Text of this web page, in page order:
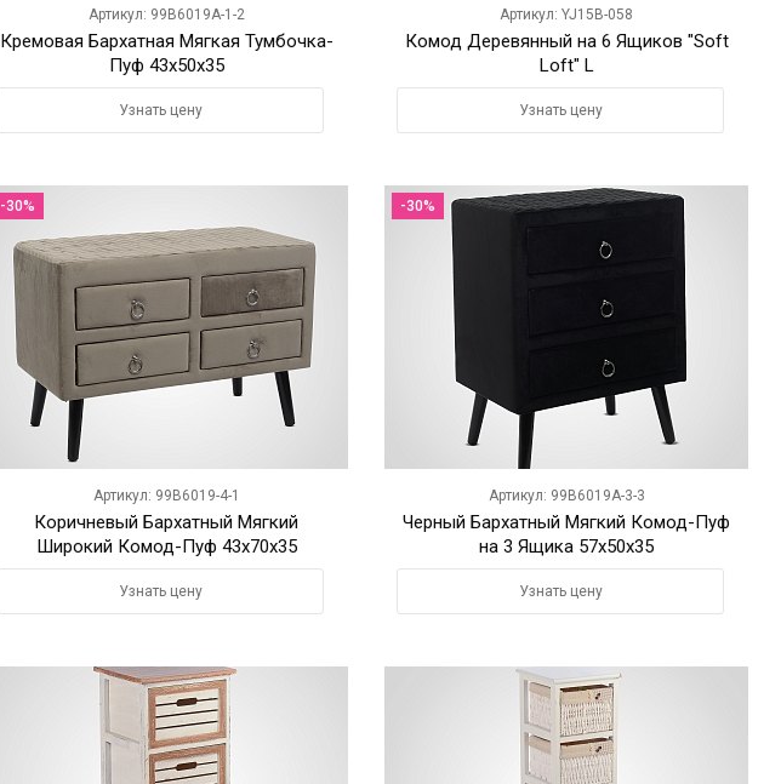
Артикул: 99B6019A-1-2
Кремовая Бархатная Мягкая Тумбочка-
Пуф 43х50х35
Узнать цену
Артикул: YJ15B-058
Комод Деревянный на 6 Ящиков "Soft
Loft" L
Узнать цену
-30%
Артикул: 99B6019-4-1
Коричневый Бархатный Мягкий
Широкий Комод-Пуф 43х70х35
Узнать цену
-30%
Артикул: 99B6019A-3-3
Черный Бархатный Мягкий Комод-Пуф
на 3 Ящика 57х50х35
Узнать цену